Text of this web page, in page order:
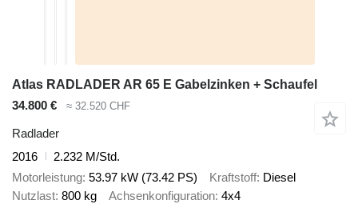
Atlas RADLADER AR 65 E Gabelzinken + Schaufel
34.800 €
≈ 32.520 CHF
Radlader
2016
2.232 M/Std.
Motorleistung 53.97 kW (73.42 PS) Kraftstoff Diesel
Nutzlast 800 kg Achsenkonfiguration 4x4